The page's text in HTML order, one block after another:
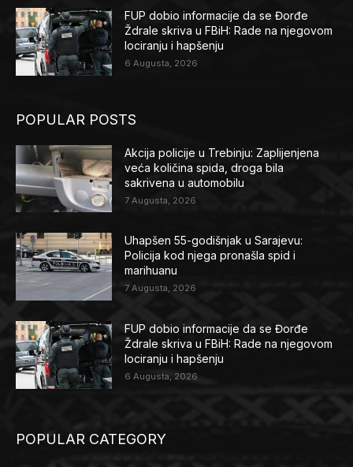
FUP dobio informacije da se Đorđe
Ždrale skriva u FBiH: Rade na njegovom
lociranju i hapšenju
6 Augusta, 2026
POPULAR POSTS
Akcija policije u Trebinju: Zaplijenjena
veća količina spida, droga bila
sakrivena u automobilu
7 Augusta, 2026
Uhapšen 55-godišnjak u Sarajevu:
Policija kod njega pronašla spid i
marihuanu
7 Augusta, 2026
FUP dobio informacije da se Đorđe
Ždrale skriva u FBiH: Rade na njegovom
lociranju i hapšenju
6 Augusta, 2026
POPULAR CATEGORY